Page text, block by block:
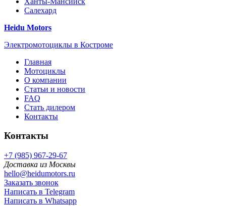
Салехард
Heidu Motors
Электромотоциклы в Костроме
Главная
Мотоциклы
О компании
Статьи и новости
FAQ
Стать дилером
Контакты
Контакты
+7 (985) 967-29-67
Доставка из Москвы
hello@heidumotors.ru
Заказать звонок
Написать в Telegram
Написать в Whatsapp